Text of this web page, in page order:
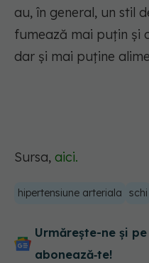
au, în general, un stil
fumează mai puțin și
dar și mai puține
Sursa, aici.
hipertensiune arteriala schi
Urmărește-ne și
abonează‑te!